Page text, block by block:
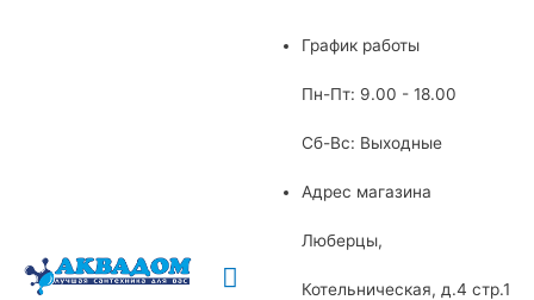
Главное
График работы
Пн-Пт: 9.00 - 18.00
Сб-Вс: Выходные
Адрес магазина
Люберцы,
Котельническая, д.4 стр.1